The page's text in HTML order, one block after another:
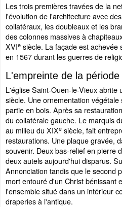
Les trois premières travées de la
l'évolution de l'architecture avec
collatéraux, les doubleaux et les
des colonnes massives à
XVIe siècle. La façade est achevée
en 1567 durant les guerres de
L'empreinte de la
L'église Saint-Ouen-le-Vieux abrite
siècle. Une ornementation
partie en bois. Après sa
du collatérale gauche. Le marquis
au milieu du XIXe siècle, fait
restaurations. Une plaque gravée,
souvenir. Deux bas-relief en pierre
deux autels aujourd'hui disparus.
Annonciation tandis que le second
mort entouré d'un Christ bénissant
l'ensemble situé dans un intérieur
draperies à l'antique.